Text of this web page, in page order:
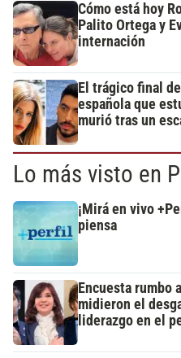
Cómo está hoy
Palito Ortega y
internación
El trágico final
española que
murió tras un
Lo más visto en
¡Mirá en vivo
piensa
Encuesta rumbo
midieron el
liderazgo en el